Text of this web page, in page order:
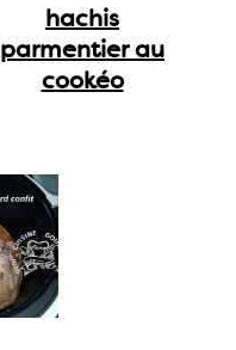
hachis
parmentier au
cookéo